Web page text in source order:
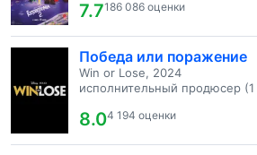
7.7186 086 оценки
Победа или поражение
Win or Lose, 2024
исполнительный продюсер (1
8.04 194 оценки